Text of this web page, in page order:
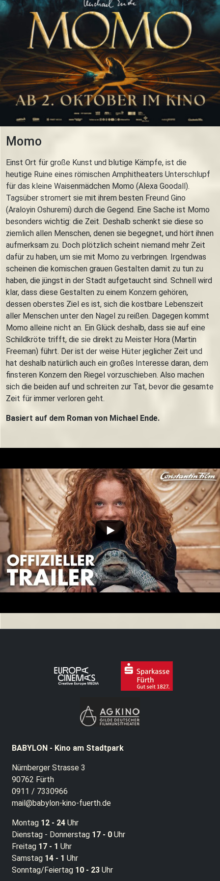
Momo
Einst Ort für große Kunst und blutige Kämpfe, ist die
heutige Ruine eines römischen Amphitheaters Unterschlupf
für das kleine Waisenmädchen Momo (Alexa Goodall).
Tagsüber stromert sie mit ihrem besten Freund Gino
(Araloyin Oshuremi) durch die Gegend. Eine Sache ist Momo
besonders wichtig: die Zeit. Deshalb schenkt sie diese so
ziemlich allen Menschen, denen sie begegnet, und hört ihnen
aufmerksam zu. Doch plötzlich scheint niemand mehr Zeit
dafür zu haben, um sie mit Momo zu verbringen. Irgendwas
scheinen die komischen grauen Gestalten damit zu tun zu
haben, die jüngst in der Stadt aufgetaucht sind. Schnell wird
klar, dass diese Gestalten zu einem Konzern gehören,
dessen oberstes Ziel es ist, sich die kostbare Lebenszeit
aller Menschen unter den Nagel zu reißen. Dagegen kommt
Momo alleine nicht an. Ein Glück deshalb, dass sie auf eine
Schildkröte trifft, die sie direkt zu Meister Hora (Martin
Freeman) führt. Der ist der weise Hüter jeglicher Zeit und
hat deshalb natürlich auch ein großes Interesse daran, dem
finsteren Konzern den Riegel vorzuschieben. Also machen
sich die beiden auf und schreiten zur Tat, bevor die gesamte
Zeit für immer verloren geht.
Basiert auf dem Roman von Michael Ende.
BABYLON - Kino am Stadtpark
Nürnberger Strasse 3
90762 Fürth
0911 / 7330966
mail@babylon-kino-fuerth.de
Montag 12 - 24 Uhr
Dienstag - Donnerstag 17 - 0 Uhr
Freitag 17 - 1 Uhr
Samstag 14 - 1 Uhr
Sonntag/Feiertag 10 - 23 Uhr